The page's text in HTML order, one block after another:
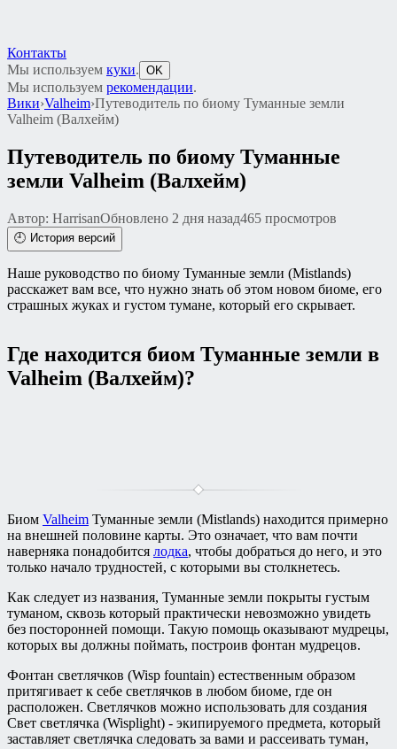
Контакты
Мы используем куки. OK
Мы используем рекомендации.
Вики›Valheim›Путеводитель по биому Туманные земли
Valheim (Валхейм)
Путеводитель по биому Туманные
земли Valheim (Валхейм)
Автор: HarrisanОбновлено 2 дня назад465 просмотров
🕘 История версий
Наше руководство по биому Туманные земли (Mistlands)
расскажет вам все, что нужно знать об этом новом биоме, его
страшных жуках и густом тумане, который его скрывает.
Где находится биом Туманные земли в
Valheim (Валхейм)?
Биом Valheim Туманные земли (Mistlands) находится примерно
на внешней половине карты. Это означает, что вам почти
наверняка понадобится лодка, чтобы добраться до него, и это
только начало трудностей, с которыми вы столкнетесь.
Как следует из названия, Туманные земли покрыты густым
туманом, сквозь который практически невозможно увидеть
без посторонней помощи. Такую помощь оказывают мудрецы,
которых вы должны поймать, построив фонтан мудрецов.
Фонтан светлячков (Wisp fountain) естественным образом
притягивает к себе светлячков в любом биоме, где он
расположен. Cветлячков можно использовать для создания
Свет светлячка (Wisplight) - экипируемого предмета, который
заставляет светлячка следовать за вами и рассеивать туман,